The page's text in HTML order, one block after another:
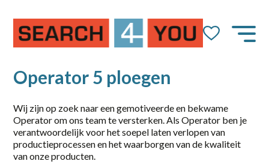
Operator 5 ploegen
Wij zijn op zoek naar een gemotiveerde en bekwame
Operator om ons team te versterken. Als Operator ben je
verantwoordelijk voor het soepel laten verlopen van
productieprocessen en het waarborgen van de kwaliteit
van onze producten.
Job Alert
E-mail